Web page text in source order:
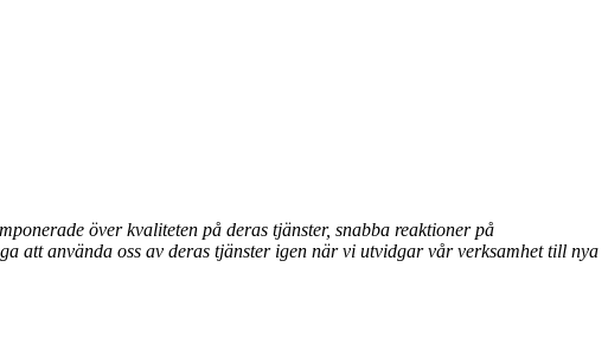
över kvaliteten på deras tjänster, snabba reaktioner på
använda oss av deras tjänster igen när vi utvidgar vår verksamhet till nya